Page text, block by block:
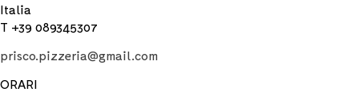
Italia
T +39 089345307
prisco.pizzeria@gmail.com
ORARI